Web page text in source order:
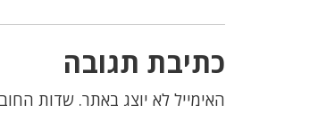
כתיבת תגובה
האימייל לא יוצג באתר. שדות